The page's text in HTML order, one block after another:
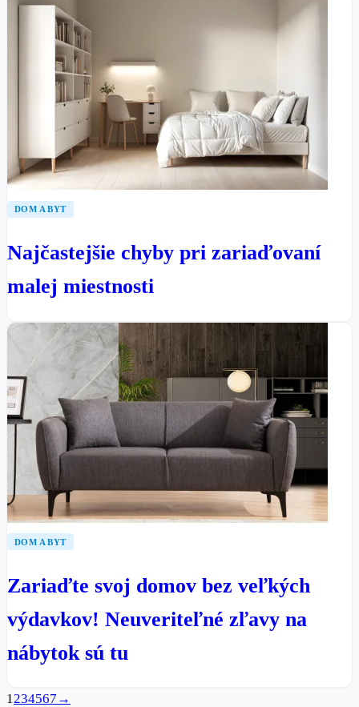
DOM A BYT
Najčastejšie chyby pri zariaďovaní
malej miestnosti
DOM A BYT
Zariaďte svoj domov bez veľkých
výdavkov! Neuveriteľné zľavy na
nábytok sú tu
1234567 →